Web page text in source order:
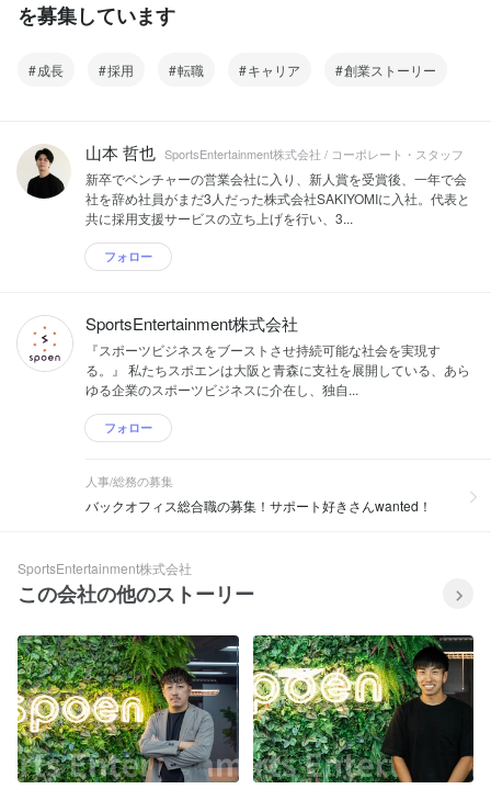
を募集しています
成長 採用 転職 キャリア 創業ストーリー
山本 哲也 SportsEntertainment株式会社 / コーポレート・スタッフ
新卒でベンチャーの営業会社に入り、新人賞を受賞後、一年で会
社を辞め社員がまだ3人だった株式会社SAKIYOMIに入社。代表と
共に採用支援サービスの立ち上げを行い、3...
フォロー
SportsEntertainment株式会社
『スポーツビジネスをブーストさせ持続可能な社会を実現す
る。』 私たちスポエンは大阪と青森に支社を展開している、あら
ゆる企業のスポーツビジネスに介在し、独自...
フォロー
人事/総務の募集
バックオフィス総合職の募集！サポート好きさんwanted！
SportsEntertainment株式会社
この会社の他のストーリー